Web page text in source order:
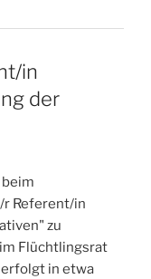
in
der
r Referent/in
zu
Flüchtlingsrat
erfolgt in etwa